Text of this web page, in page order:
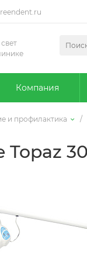
Компания
и профилактика /